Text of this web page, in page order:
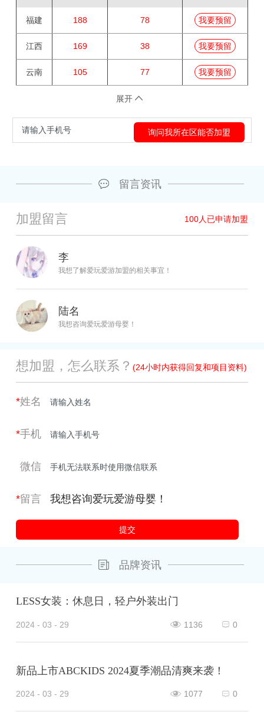
福建 188 78 我要预留
江西 169 38 我要预留
云南 105 77 我要预留
展开
留言资讯
加盟留言 100人已申请加盟
李
我想了解爱玩爱游加盟的相关事宜！
陆名
我想咨询爱玩爱游母婴！
想加盟，怎么联系？ (24小时内获得回复和项目资料)
*姓名
*手机
微信
*留言
品牌资讯
LESS女装：休息日，轻户外装出门
2024 - 03 - 29 0
1136
新品上市ABCKIDS 2024夏季潮品清爽来袭！
2024 - 03 - 29 0
1077